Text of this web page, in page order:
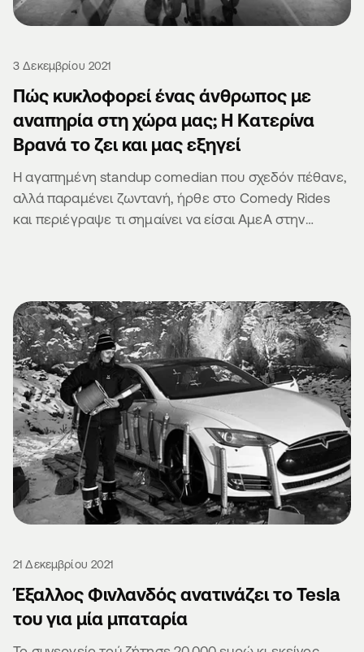
3 Δεκεμβρίου 2021
Πώς κυκλοφορεί ένας άνθρωπος με
αναπηρία στη χώρα μας; Η Κατερίνα
Βρανά το ζει και μας εξηγεί
Η αγαπημένη standup comedian που σχεδόν πέθανε,
αλλά παραμένει ζωντανή, ήρθε στο Comedy Rides
και περιέγραψε τι σημαίνει να είσαι ΑμεΑ στην
21 Δεκεμβρίου 2021
Έξαλλος Φινλανδός ανατινάζει το Tesla
του για μία μπαταρία